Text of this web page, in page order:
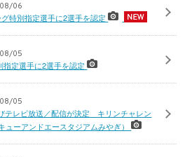
06
特別指定選手に2選手を認定
05
指定選手に2選手を認定
05
テレビ放送／配信が決定 キリンチャレン
ューアンドエースタジアムみやぎ）